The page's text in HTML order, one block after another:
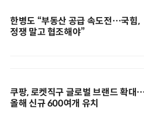
한병도 “부동산 공급 속도전…국힘,
정쟁 말고 협조해야”
쿠팡, 로켓직구 글로벌 브랜드 확대
올해 신규 600여개 유치